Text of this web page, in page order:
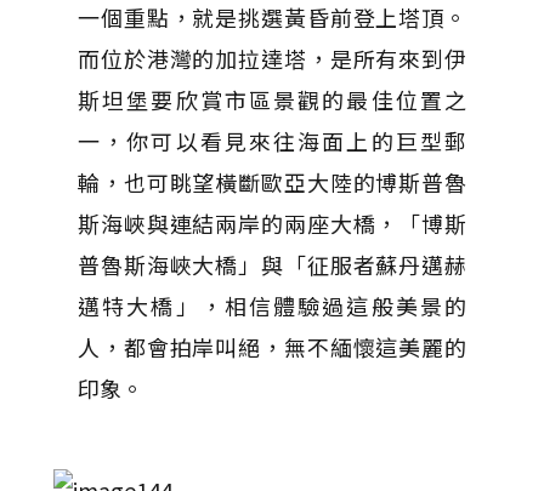
一個重點，就是挑選黃昏前登上塔頂。
而位於港灣的加拉達塔，是所有來到伊
斯坦堡要欣賞市區景觀的最佳位置之
一，你可以看見來往海面上的巨型郵
輪，也可眺望橫斷歐亞大陸的博斯普魯
斯海峽與連結兩岸的兩座大橋，「博斯
普魯斯海峽大橋」與「征服者蘇丹邁赫
邁特大橋」，相信體驗過這般美景的
人，都會拍岸叫絕，無不緬懷這美麗的
印象。